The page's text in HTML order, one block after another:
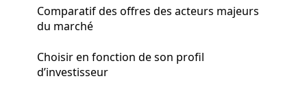
Comparatif des offres des acteurs majeurs
du marché
Choisir en fonction de son profil
d’investisseur